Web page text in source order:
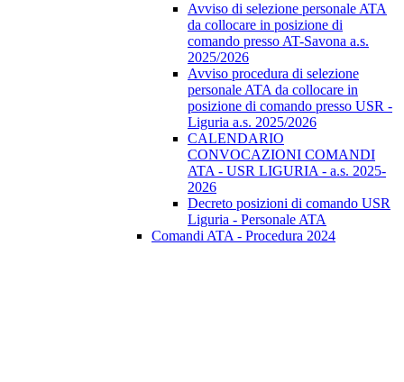
Avviso di selezione personale ATA
da collocare in posizione di
comando presso AT-Savona a.s.
2025/2026
Avviso procedura di selezione
personale ATA da collocare in
posizione di comando presso USR -
Liguria a.s. 2025/2026
CALENDARIO
CONVOCAZIONI COMANDI
ATA - USR LIGURIA - a.s. 2025-
2026
Decreto posizioni di comando USR
Liguria - Personale ATA
Comandi ATA - Procedura 2024